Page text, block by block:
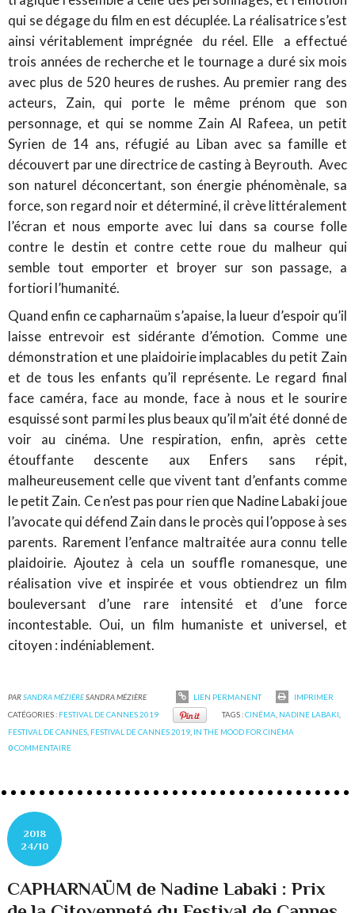
qui se dégage du film en est décuplée. La réalisatrice s’est
ainsi véritablement imprégnée du réel. Elle a effectué
trois années de recherche et le tournage a duré six mois
avec plus de 520 heures de rushes. Au premier rang des
acteurs, Zain, qui porte le même prénom que son
personnage, et qui se nomme Zain Al Rafeea, un petit
Syrien de 14 ans, réfugié au Liban avec sa famille et
découvert par une directrice de casting à Beyrouth. Avec
son naturel déconcertant, son énergie phénomènale, sa
force, son regard noir et déterminé, il crève littéralement
l’écran et nous emporte avec lui dans sa course folle
contre le destin et contre cette roue du malheur qui
semble tout emporter et broyer sur son passage, a
fortiori l’humanité.
Quand enfin ce capharnaüm s’apaise, la lueur d’espoir qu’il
laisse entrevoir est sidérante d’émotion. Comme une
démonstration et une plaidoirie implacables du petit Zain
et de tous les enfants qu’il représente. Le regard final
face caméra, face au monde, face à nous et le sourire
esquissé sont parmi les plus beaux qu’il m’ait été donné de
voir au cinéma. Une respiration, enfin, après cette
étouffante descente aux Enfers sans répit,
malheureusement celle que vivent tant d’enfants comme
le petit Zain. Ce n’est pas pour rien que Nadine Labaki joue
l’avocate qui défend Zain dans le procès qui l’oppose à ses
parents. Rarement l’enfance maltraitée aura connu telle
plaidoirie. Ajoutez à cela un souffle romanesque, une
réalisation vive et inspirée et vous obtiendrez un film
bouleversant d’une rare intensité et d’une force
incontestable. Oui, un film humaniste et universel, et
citoyen : indéniablement.
PARSANDRA MÉZIÈRESANDRA MÉZIÈRE LIEN PERMANENT
IMPRIMER
CATÉGORIES : FESTIVAL DE CANNES 2019 TAGS :CINÉMA NADINE LABAKI
FESTIVAL DE CANNES FESTIVAL DE CANNES 2019 IN THE MOOD FOR CINÉMA
0COMMENTAIRE
2018
24/10
CAPHARNAÜM de Nadine Labaki : Prix